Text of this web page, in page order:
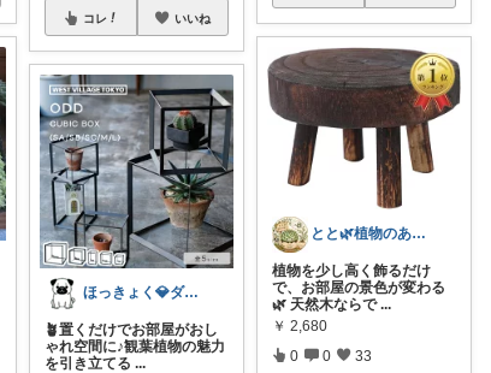
コレ いいね
ほっきょく💎ダイヤモンド会員💎
🪴置くだけでお部屋がおし
ゃれ空間に♪観葉植物の魅力
を引き立てる ...
とと🌿植物のある暮らし
植物を少し高く飾るだけ
で、お部屋の景色が変わる
🌿 天然木ならで ...
￥ 2,680
0 0 33